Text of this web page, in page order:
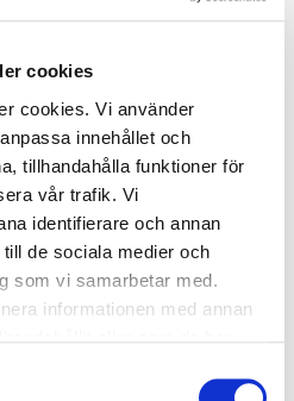
cookies
cookies. Vi använder
innehållet och
tillhandahålla funktioner för
vår trafik. Vi
identifierare och annan
de sociala medier och
som vi samarbetar med.
informationen med annan
som finns uppsatta på
av dina barn
en incident eller olycka
ansvar
är ansvarig för personer
ha läst säkerhetsreglerna